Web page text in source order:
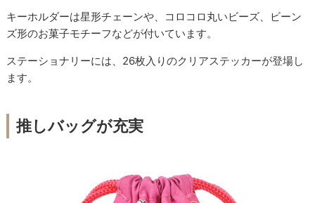
キーホルダーは星形チェーンや、コロコロ丸いビーズ、ビーン
ズ形のお菓子モチーフなどが付いています。
ステーショナリーには、26枚入りのクリアステッカーが登場し
ます。
推しバッグが充実